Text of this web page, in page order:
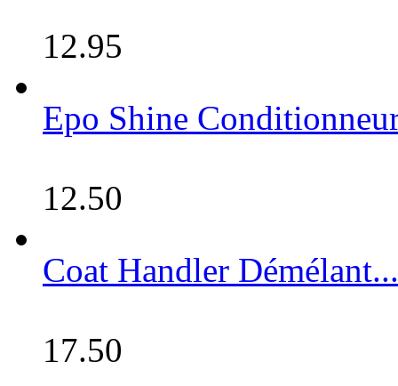
12.95
Epo Shine
12.50
Coat Handler Démélant...
17.50